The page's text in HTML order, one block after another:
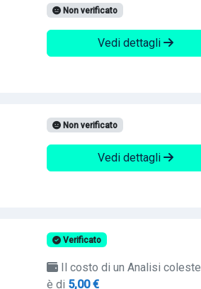
Non verificato
Vedi dettagli
Non verificato
Vedi dettagli
Verificato
Il costo di un Analisi
è di 5,00 €